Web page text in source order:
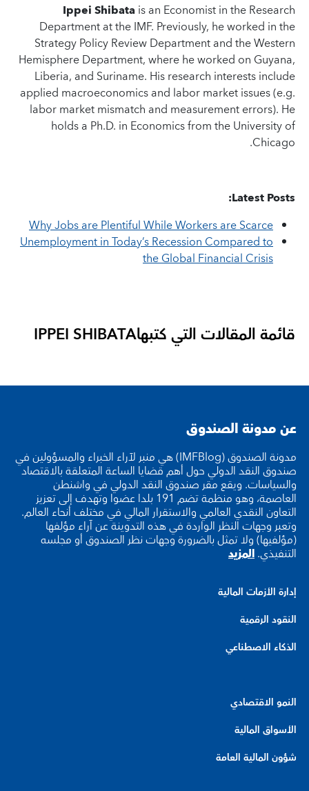
Ippei Shibatais an Economist in the Research
Department at the IMF. Previously, he worked in the
Strategy Policy Review Department and the Western
Hemisphere Department, where he worked on Guyana,
Liberia, and Suriname. His research interests include
applied macroeconomics and labor market issues (e.g.
labor market mismatch and measurement errors). He
holds a Ph.D. in Economics from the University of
Chicago.
Latest Posts:
Why Jobs are Plentiful While Workers are Scarce
Unemployment in Today’s Recession Compared to
the Global Financial Crisis
قائمة المقالات التي كتبهاIPPEI SHIBATA
عن مدونة الصندوق
مدونة الصندوق (IMFBlog) هي منبر لآراء الخبراء والمسؤولين في
صندوق النقد الدولي حول أهم قضايا الساعة المتعلقة بالاقتصاد
والسياسات. ويقع مقر صندوق النقد الدولي في واشنطن
العاصمة، وهو منظمة تضم 191 بلدا عضوا وتهدف إلى تعزيز
التعاون النقدي العالمي والاستقرار المالي في مختلف أنحاء العالم.
وتعبر وجهات النظر الواردة في هذه التدوينة عن آراء مؤلفها
(مؤلفيها) ولا تمثل بالضرورة وجهات نظر الصندوق أو مجلسه
التنفيذي.المزيد
إدارة الأزمات المالية
النقود الرقمية
الذكاء الاصطناعي
النمو الاقتصادي
الأسواق المالية
شؤون المالية العامة